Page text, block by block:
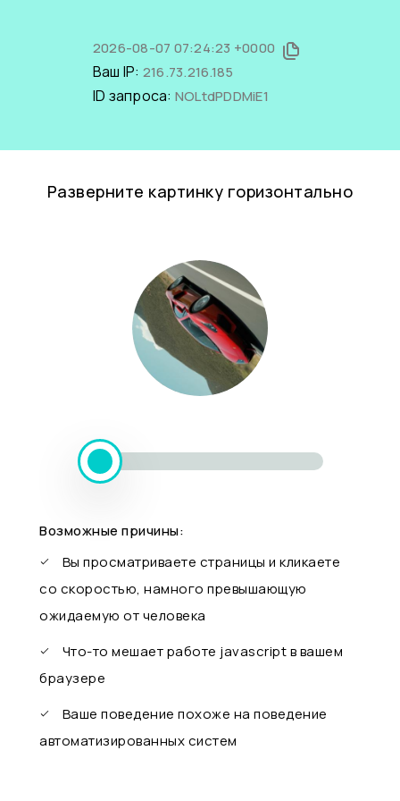
2026-08-07 07:24:23 +0000
Ваш IP: 216.73.216.185
ID запроса: NOLtdPDDMiE1
Разверните картинку горизонтально
Возможные причины:
Вы просматриваете страницы и кликаете
со скоростью, намного превышающую
ожидаемую от человека
Что-то мешает работе javascript в вашем
браузере
Ваше поведение похоже на поведение
автоматизированных систем